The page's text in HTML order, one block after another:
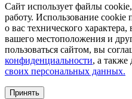
Сайт использует файлы
работу. Использование cookie
о вас технического
вашего местоположения и
пользоваться сайтом, вы
конфиденциальности, а также
своих персональных данных.
Принять